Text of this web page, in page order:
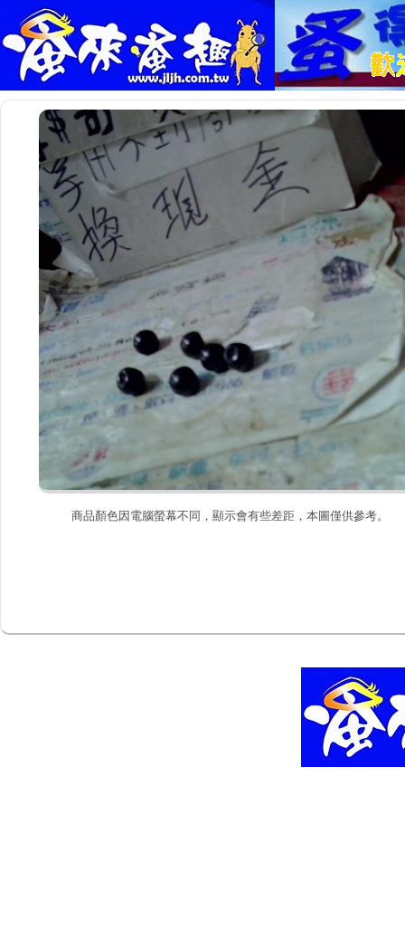
商品顏色因電腦螢幕不同，顯示會有些差距，本圖僅供參考。